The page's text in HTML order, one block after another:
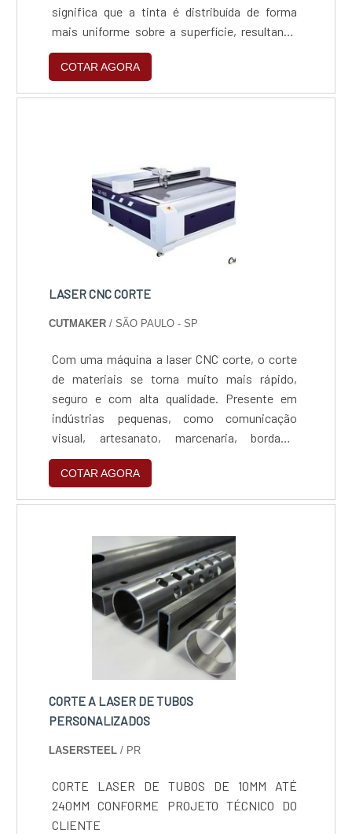
significa que a tinta é distribuída de forma
mais uniforme sobre a superfície, resultando
em um acabamento mais consistente e uma
durabilidade maior nas peças produzidas em
relação maior quanto a corrosão.
COTAR AGORA
LASER CNC CORTE
CUTMAKER / SÃO PAULO - SP
Com uma máquina a laser CNC corte, o corte
de materiais se torna muito mais rápido,
seguro e com alta qualidade. Presente em
indústrias pequenas, como comunicação
visual, artesanato, marcenaria, bordado,
brindes, às grandes indústrias, como a
indústria têxtil, metalúrgica, indústria
automotiva, naval, aeronáutica e muitas
procedimentoO corte do laser CNC é possível
por conta das emissões do laser passar por
COTAR AGORA
CORTE A LASER DE TUBOS
PERSONALIZADOS
LASERSTEEL / PR
CORTE LASER DE TUBOS DE 10MM ATÉ
240MM CONFORME PROJETO TÉCNICO DO
CLIENTE